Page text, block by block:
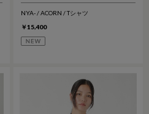
NYA- / ACORN / Tシャツ
￥15,400